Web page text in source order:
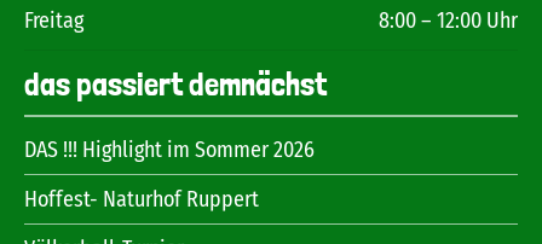
Freitag 8:00 – 12:00 Uhr
das passiert demnächst
DAS !!! Highlight im Sommer 2026
Hoffest- Naturhof Ruppert